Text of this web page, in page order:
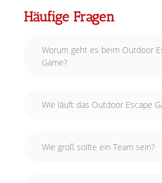
Häufige Fragen
Worum geht es beim Outdoor
Game?
Wie läuft das Outdoor Escape
Wie groß sollte ein Team sein?